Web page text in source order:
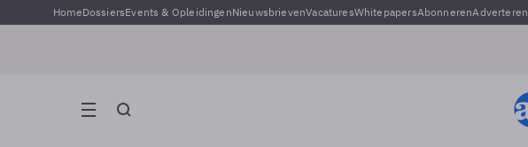
HomeDossiersEvents & OpleidingenNieuwsbrievenVacaturesWhitepapersAbonnerenAdverteren